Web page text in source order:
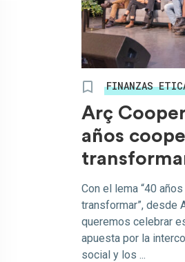
FINANZAS
Arç
años
Con el lema “40
transformar”, desde
queremos celebrar
apuesta por la
social y los ...